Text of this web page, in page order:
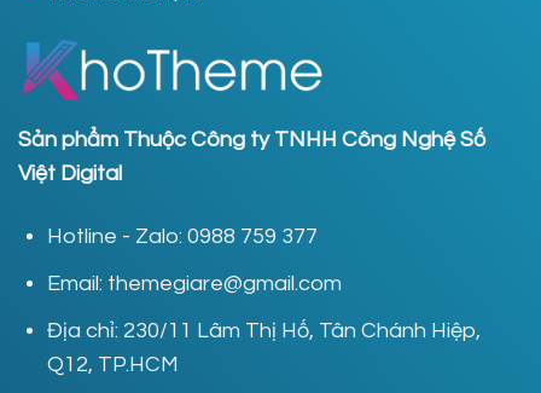
Sản phẩm Thuộc Công ty TNHH Công Nghệ Số
Việt Digital
Hotline - Zalo: 0988 759 377
Email: themegiare@gmail.com
Địa chỉ: 230/11 Lâm Thị Hố, Tân Chánh Hiệp,
Q12, TP.HCM